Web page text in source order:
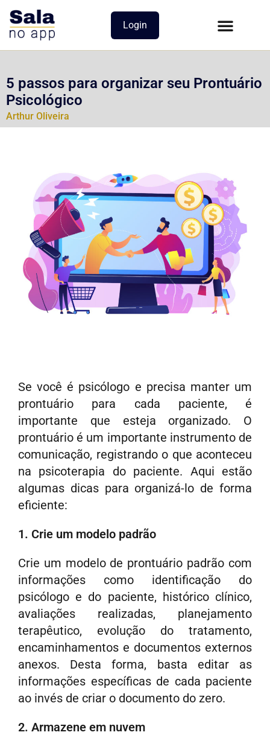
Login
5 passos para organizar seu Prontuário
Psicológico
Arthur Oliveira
Se você é psicólogo e precisa manter um
prontuário para cada paciente, é
importante que esteja organizado. O
prontuário é um importante instrumento de
comunicação, registrando o que aconteceu
na psicoterapia do paciente. Aqui estão
algumas dicas para organizá-lo de forma
eficiente:
1. Crie um modelo padrão
Crie um modelo de prontuário padrão com
informações como identificação do
psicólogo e do paciente, histórico clínico,
avaliações realizadas, planejamento
terapêutico, evolução do tratamento,
encaminhamentos e documentos externos
anexos. Desta forma, basta editar as
informações específicas de cada paciente
ao invés de criar o documento do zero.
2. Armazene em nuvem